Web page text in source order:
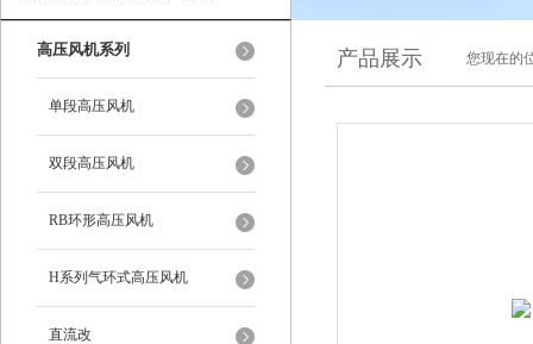
高压风机系列
单段高压风机
双段高压风机
RB环形高压风机
H系列气环式高压风机
直流改
产品展示 您现在的